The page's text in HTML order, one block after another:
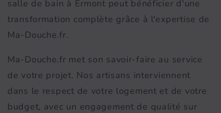
salle de bain à Ermont peut bénéficier d'une
transformation complète grâce à l'expertise de
Ma-Douche.fr.
Ma-Douche.fr met son savoir-faire au service
de votre projet. Nos artisans interviennent
dans le respect de votre logement et de votre
budget, avec un engagement de qualité sur